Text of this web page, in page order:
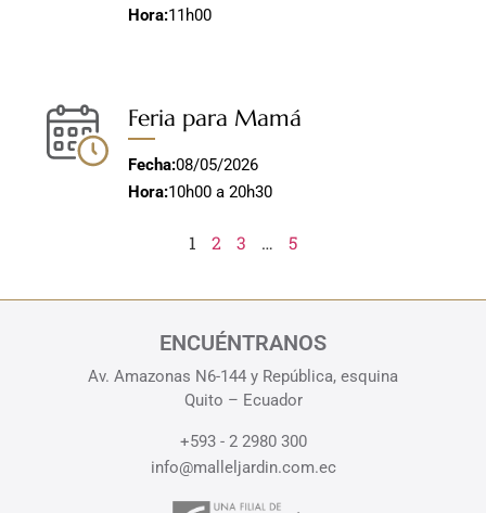
Hora:11h00
Feria para Mamá
Fecha:08/05/2026
Hora:10h00 a 20h30
1 2 3 … 5
ENCUÉNTRANOS
Av. Amazonas N6-144 y República, esquina
Quito – Ecuador
+593 - 2 2980 300
info@malleljardin.com.ec